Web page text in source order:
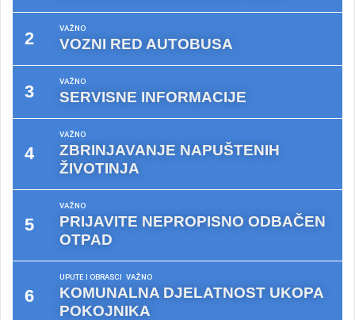
VAŽNO
VOZNI RED AUTOBUSA
VAŽNO
SERVISNE INFORMACIJE
VAŽNO
ZBRINJAVANJE NAPUŠTENIH
ŽIVOTINJA
VAŽNO
PRIJAVITE NEPROPISNO ODBAČEN
OTPAD
UPUTE I OBRASCI VAŽNO
KOMUNALNA DJELATNOST UKOPA
POKOJNIKA